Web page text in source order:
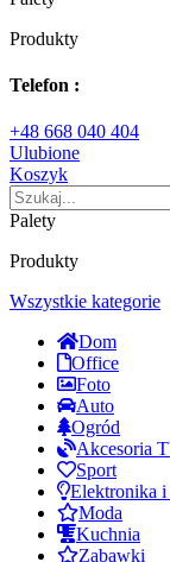
Produkty
Telefon :
+48 668 040 404
Ulubione
Koszyk
Palety
Produkty
Wszystkie kategorie
Dom
Office
Foto
Auto
Ogród
Akcesoria
Sport
Elektronika i
Moda
Kuchnia
Zabawki